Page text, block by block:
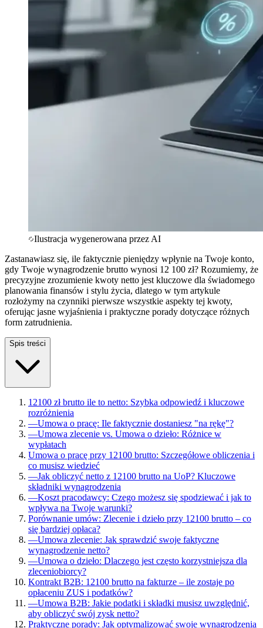
Ilustracja wygenerowana przez AI
Zastanawiasz się, ile faktycznie pieniędzy wpłynie na Twoje konto,
gdy Twoje wynagrodzenie brutto wynosi 12 100 zł? Rozumiemy, że
precyzyjne zrozumienie kwoty netto jest kluczowe dla świadomego
planowania finansów i stylu życia, dlatego w tym artykule
rozłożymy na czynniki pierwsze wszystkie aspekty tej kwoty,
oferując jasne wyjaśnienia i praktyczne porady dotyczące różnych
form zatrudnienia.
Spis treści
12100 zł brutto ile to netto: Szybka odpowiedź i kluczowe
rozróżnienia
—Umowa o pracę: Ile faktycznie dostaniesz "na rękę"?
—Umowa zlecenie vs. Umowa o dzieło: Różnice w
wypłatach
Umowa o pracę przy 12100 brutto: Szczegółowe obliczenia i
co musisz wiedzieć
—Jak obliczyć netto z 12100 brutto na UoP? Kluczowe
składniki wynagrodzenia
—Koszt pracodawcy: Czego możesz się spodziewać i jak to
wpływa na Twoje warunki?
Porównanie umów: Zlecenie i dzieło przy 12100 brutto – co
się bardziej opłaca?
—Umowa zlecenie: Jak sprawdzić swoje faktyczne
wynagrodzenie netto?
—Umowa o dzieło: Dlaczego jest często korzystniejsza dla
zleceniobiorcy?
Kontrakt B2B: 12100 brutto na fakturze – ile zostaje po
opłaceniu ZUS i podatków?
—Umowa B2B: Jakie podatki i składki musisz uwzględnić,
aby obliczyć swój zysk netto?
Praktyczne porady: Jak optymalizować swoje wynagrodzenia